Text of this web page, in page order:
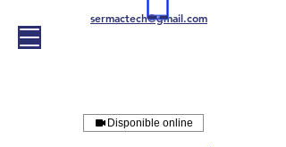
sermactech@gmail.com
Disponible online